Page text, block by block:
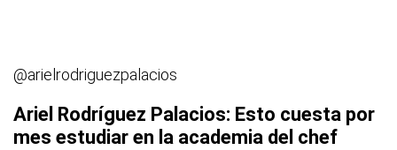
@arielrodriguezpalacios
Ariel Rodríguez Palacios: Esto cuesta por
mes estudiar en la academia del chef